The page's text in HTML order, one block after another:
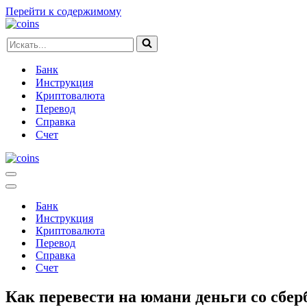
Перейти к содержимому
Искать...
Банк
Инструкция
Криптовалюта
Перевод
Справка
Счет
Меню
навигации
Меню
навигацииБанк
Инструкция
Криптовалюта
Перевод
Справка
Счет
Как перевести на юмани деньги со